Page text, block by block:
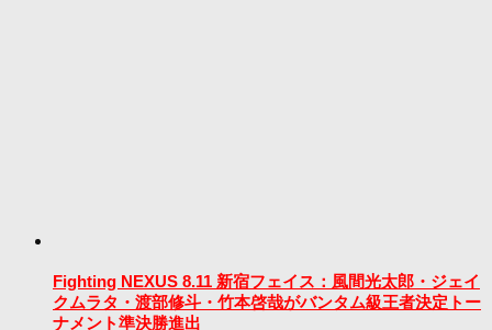
Fighting NEXUS 8.11 新宿フェイス：風間光太郎・ジェイ
クムラタ・渡部修斗・竹本啓哉がバンタム級王者決定トー
ナメント準決勝進出